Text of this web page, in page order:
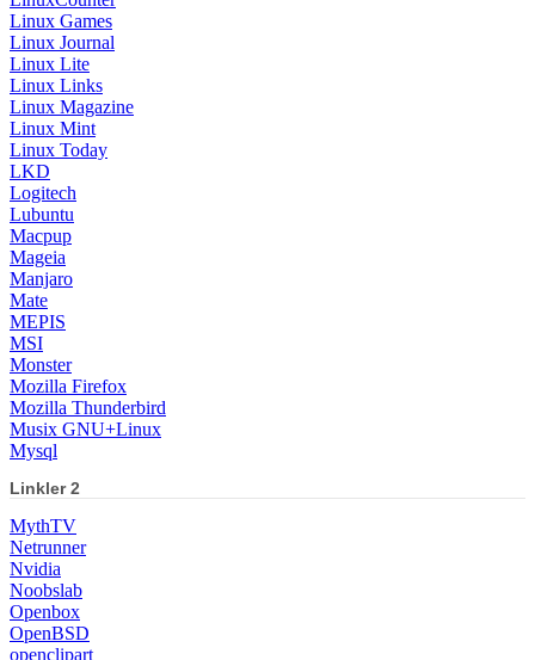
Linux Games
Linux Journal
Linux Lite
Linux Links
Linux Magazine
Linux Mint
Linux Today
LKD
Logitech
Lubuntu
Macpup
Mageia
Manjaro
Mate
MEPIS
MSI
Monster
Mozilla Firefox
Mozilla Thunderbird
Musix GNU+Linux
Mysql
Linkler 2
MythTV
Netrunner
Nvidia
Noobslab
Openbox
OpenBSD
openclipart